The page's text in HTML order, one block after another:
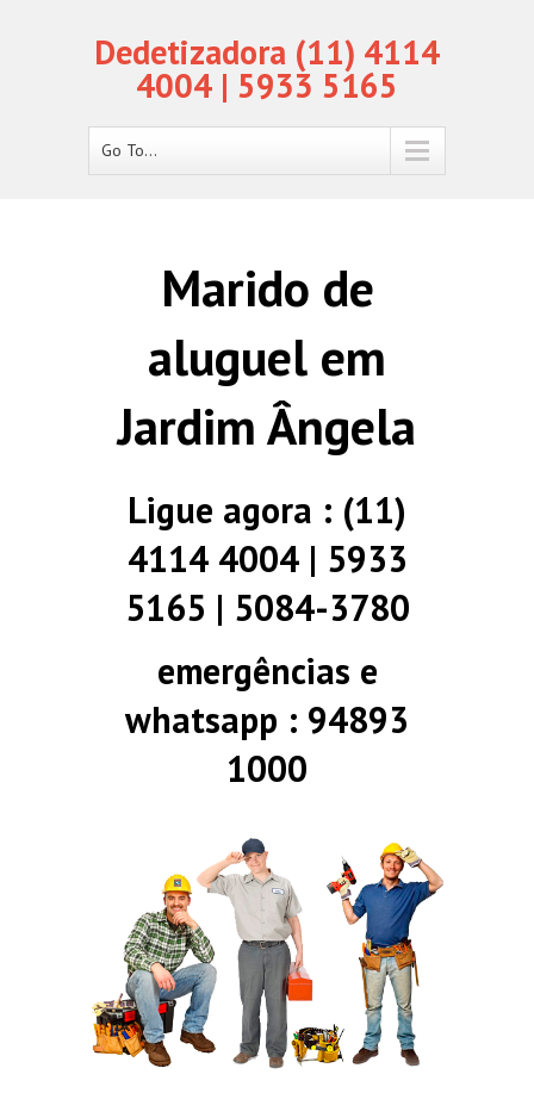
Dedetizadora (11) 4114
4004 | 5933 5165
Go To...
Marido de
aluguel em
Jardim Ângela
Ligue agora : (11)
4114 4004 | 5933
5165 | 5084-3780
emergências e
whatsapp : 94893
1000